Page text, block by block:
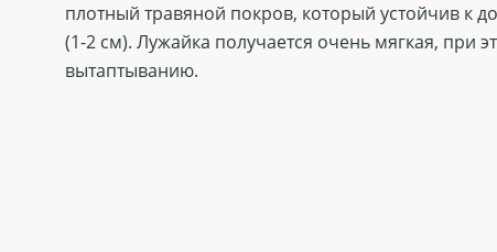
плотный травяной покров, который устойчив к
(1-2 см). Лужайка получается очень мягкая, при
вытаптыванию.